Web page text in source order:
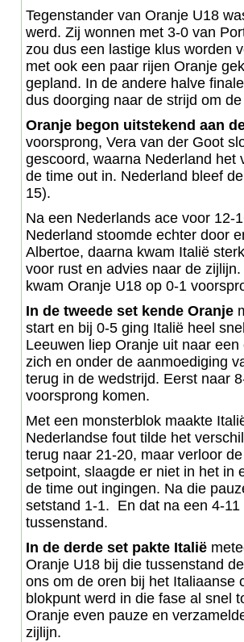
Tegenstander van Oranje U18
werd. Zij wonnen met 3-0 van
zou dus een lastige klus worden
met ook een paar rijen Oranje
gepland. In de andere halve
dus doorging naar de strijd om
Oranje begon uitstekend aan
voorsprong, Vera van der Goot
gescoord, waarna Nederland het
de time out in. Nederland bleef
15).
Na een Nederlands ace voor 12-
Nederland stoomde echter door
Albertoe, daarna kwam Italië
voor rust en advies naar de
kwam Oranje U18 op 0-1
In de tweede set kende Oranje
start en bij 0-5 ging Italië heel
Leeuwen liep Oranje uit naar
zich en onder de aanmoediging
terug in de wedstrijd. Eerst naar
voorsprong komen.
Met een monsterblok maakte
Nederlandse fout tilde het
terug naar 21-20, maar verloor
setpoint, slaagde er niet in het in
de time out ingingen. Na die
setstand 1-1. En dat na een 4-
tussenstand.
In de derde set pakte Italië
Oranje U18 bij die tussenstand
ons om de oren bij het Italiaanse
blokpunt werd in die fase al snel
Oranje even pauze en
zijlijn.